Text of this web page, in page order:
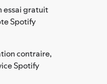
essai gratuit
Spotify
contraire,
Spotify